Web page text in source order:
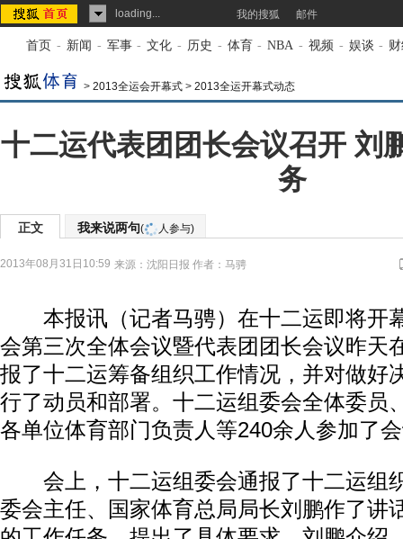
loading... 我的搜狐 邮件
首页 - 新闻 - 军事 - 文化 - 历史 - 体育 - NBA - 视频 - 娱谈 -
> 2013全运会开幕式 > 2013全运开幕式动态
十二运代表团团长会议召开 刘
务
正文 我来说两句( 人参与)
2013年08月31日10:59 来源： 沈阳日报 作者：马骋
本报讯（记者马骋）在十二运即将开
会第三次全体会议暨代表团团长会议昨天
报了十二运筹备组织工作情况，并对做好
行了动员和部署。十二运组委会全体委员
各单位体育部门负责人等240余人参加了
会上，十二运组委会通报了十二运组
委会主任、国家体育总局局长刘鹏作了讲